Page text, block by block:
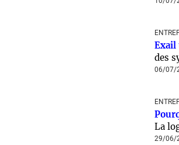
Exail
des
06/07/
La
29/06/